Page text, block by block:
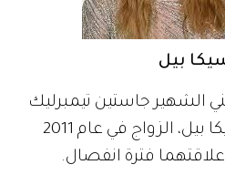
بيل
الشهير جاستين تيمبرليك
والممثلة الأميركية جيسيكا بيل، الزواج في عام 2011
فترة انفصال.